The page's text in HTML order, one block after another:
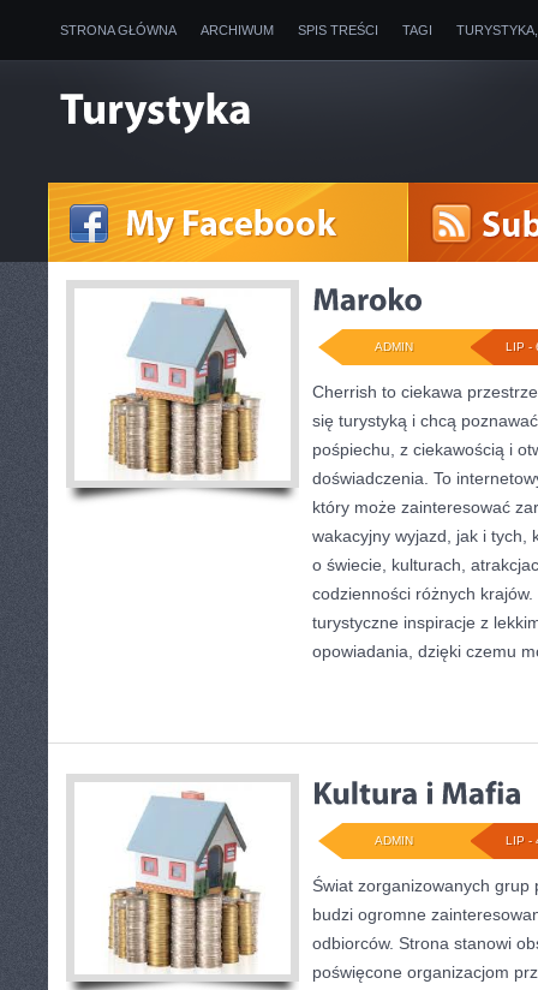
STRONA GŁÓWNA ARCHIWUM SPIS TREŚCI TAGI
LIP -
ADMIN
Cherrish to ciekawa
się turystyką i chcą
pośpiechu, z ciekawością i
doświadczenia. To
który może zainteresować
wakacyjny wyjazd, jak i tych,
o świecie, kulturach,
codzienności różnych krajów.
turystyczne inspiracje z
opowiadania, dzięki czemu
LIP -
ADMIN
Świat zorganizowanych grup
budzi ogromne
odbiorców. Strona stanowi
poświęcone organizacjom